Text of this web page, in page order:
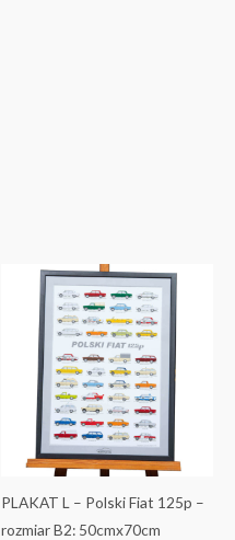
PLAKAT L – Polski Fiat 125p –
rozmiar B2: 50cmx70cm